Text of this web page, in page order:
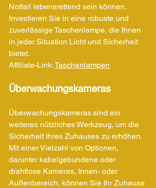
Notfall lebensrettend sein können.
Investieren Sie in eine robuste und
zuverlässige Taschenlampe, die Ihnen
in jeder Situation Licht und Sicherheit
bietet.
Affiliate-Link: Taschenlampen
Überwachungskameras
Überwachungskameras sind ein
weiteres nützliches Werkzeug, um die
Sicherheit Ihres Zuhauses zu erhöhen.
Mit einer Vielzahl von Optionen,
darunter kabelgebundene oder
drahtlose Kameras, Innen- oder
Außenbereich, können Sie Ihr Zuhause